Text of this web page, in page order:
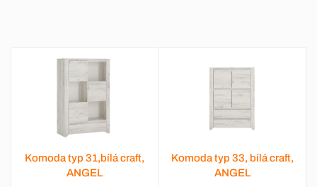
Komoda typ 31,bílá craft,
ANGEL
Komoda typ 33, bílá craft,
ANGEL